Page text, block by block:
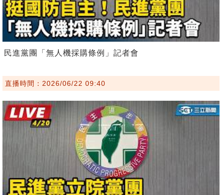
民進黨團「無人機採購條例」記者會
直播時間：2026/06/22 09:40